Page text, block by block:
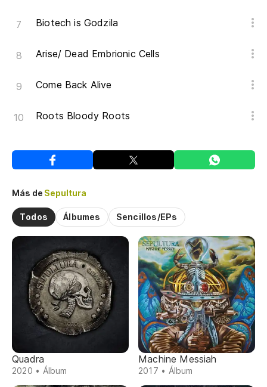
Biotech is Godzila
Arise/ Dead Embrionic Cells
Come Back Alive
Roots Bloody Roots
Más de Sepultura
Todos Álbumes Sencillos/EPs
Quadra
2020 • Álbum
Machine Messiah
2017 • Álbum